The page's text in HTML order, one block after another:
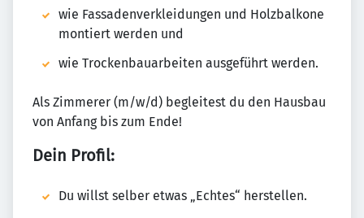
wie Fassadenverkleidungen und Holzbalkone
montiert werden und
wie Trockenbauarbeiten ausgeführt werden.
Als Zimmerer (m/w/d) begleitest du den Hausbau
von Anfang bis zum Ende!
Dein Profil:
Du willst selber etwas „Echtes“ herstellen.